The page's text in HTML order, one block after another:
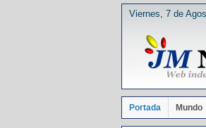
Viernes, 7 de
Portada Mundo